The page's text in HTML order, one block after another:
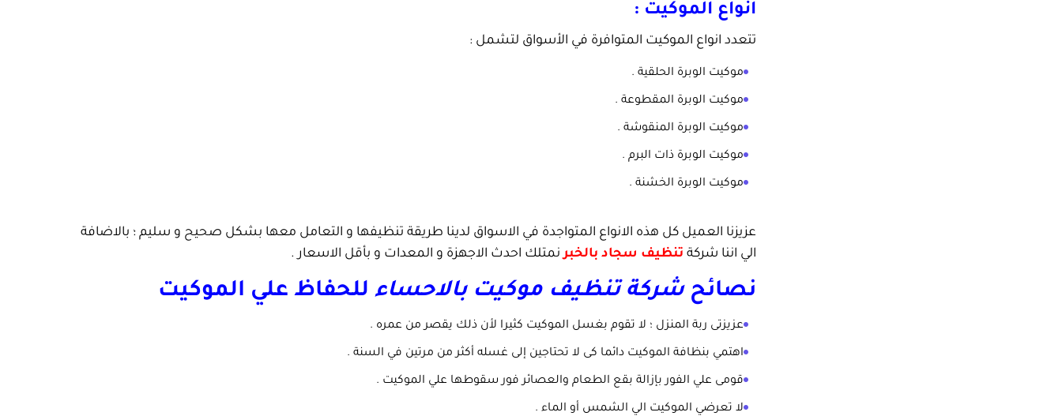
انواع الموكيت :
تتعدد انواع الموكيت المتوافرة في الأسواق لتشمل :
موكيت الوبرة الحلقية .
موكيت الوبرة المقطوعة .
موكيت الوبرة المنقوشة .
موكيت الوبرة ذات البرم .
موكيت الوبرة الخشنة .
عزيزنا العميل كل هذه الانواع المتواجدة في الاسواق لدينا طريقة تنظيفها و التعامل معها بشكل صحيح و سليم ؛ بالاضافة
الي اننا شركة تنظيف سجاد بالخبر نمتلك احدث الاجهزة و المعدات و بأقل الاسعار .
نصائحشركة تنظيف موكيت بالاحساء للحفاظ علي الموكيت
عزيزتى ربة المنزل ؛ لا تقوم بغسل الموكيت كثيرا لأن ذلك يقصر من عمره .
اهتمي بنظافة الموكيت دائما كى لا تحتاجين إلى غسله أكثر من مرتين في السنة .
قومى علي الفور بإزالة بقع الطعام والعصائر فور سقوطها علي الموكيت .
لا تعرضي الموكيت الي الشمس أو الماء .